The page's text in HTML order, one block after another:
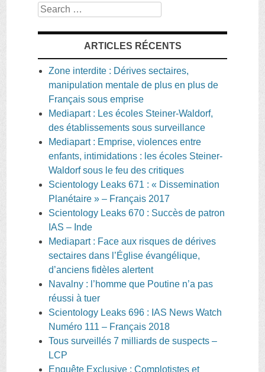
Search
ARTICLES RÉCENTS
Zone interdite : Dérives sectaires,
manipulation mentale de plus en plus de
Français sous emprise
Mediapart : Les écoles Steiner-Waldorf,
des établissements sous surveillance
Mediapart : Emprise, violences entre
enfants, intimidations : les écoles Steiner-
Waldorf sous le feu des critiques
Scientology Leaks 671 : « Dissemination
Planétaire » – Français 2017
Scientology Leaks 670 : Succès de patron
IAS – Inde
Mediapart : Face aux risques de dérives
sectaires dans l’Église évangélique,
d’anciens fidèles alertent
Navalny : l’homme que Poutine n’a pas
réussi à tuer
Scientology Leaks 696 : IAS News Watch
Numéro 111 – Français 2018
Tous surveillés 7 milliards de suspects –
LCP
Enquête Exclusive : Complotistes et